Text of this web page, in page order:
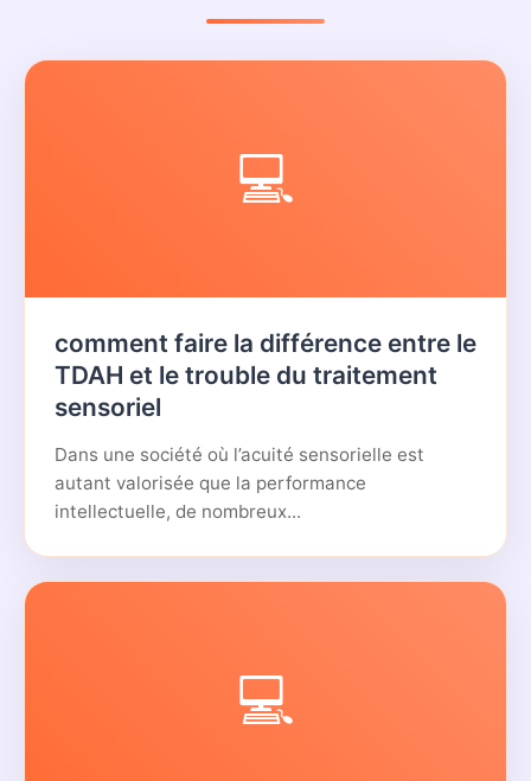
💻
comment faire la différence entre le
TDAH et le trouble du traitement
sensoriel
Dans une société où l’acuité sensorielle est
autant valorisée que la performance
intellectuelle, de nombreux...
💻